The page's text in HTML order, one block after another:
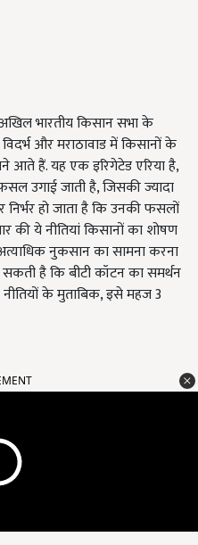
भारतीय किसान सभा के
और मराठावाड में किसानों के
आते हैं. यह एक इरिगेटेड एरिया है,
उगाई जाती है, जिसकी ज्यादा
निर्भर हो जाता है कि उनकी फसलों
की ये नीतियां किसानों का शोषण
नुकसान का सामना करना
है कि बीटी कॉटन का समर्थन
के मुताबिक, इसे महज 3